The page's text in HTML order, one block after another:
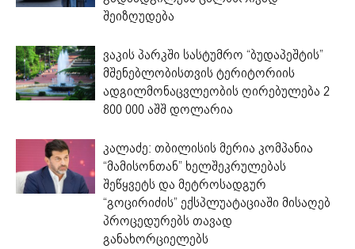
შეიზღუდება
ვაკის პარკში სასტუმრო “ბუდაპეშტის”
მშენებლობისთვის ტერიტორიის
ადგილმონაცვლეობის ღირებულება 2
800 000 აშშ დოლარია
კალაძე: თბილისის მერია კომპანია
“მამისონთან” ხელშეკრულებას
შეწყვეტს და მეტროსადგურ
“გოცირიძის” ექსპლუატაციაში მისაღებ
პროცედურებს თავად
განახორციელებს